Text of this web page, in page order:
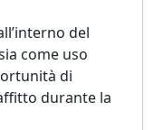
del
come uso
di
durante la